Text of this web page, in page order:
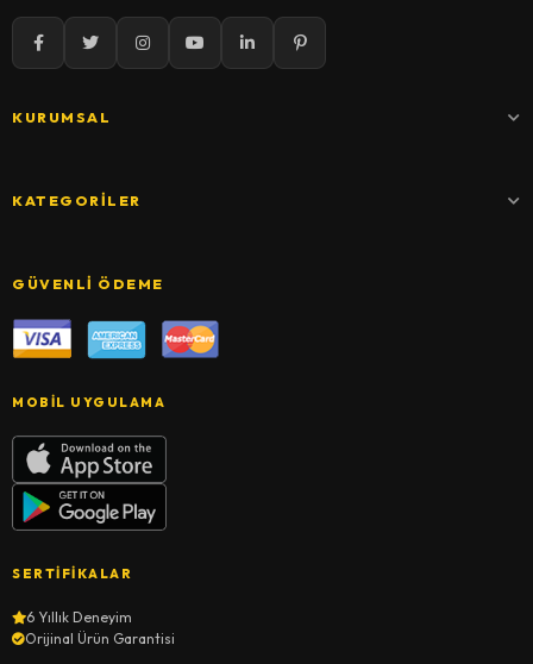
KURUMSAL
KATEGORILER
GÜVENLI ÖDEME
MOBIL UYGULAMA
SERTIFIKALAR
6 Yıllık Deneyim
Orijinal Ürün Garantisi